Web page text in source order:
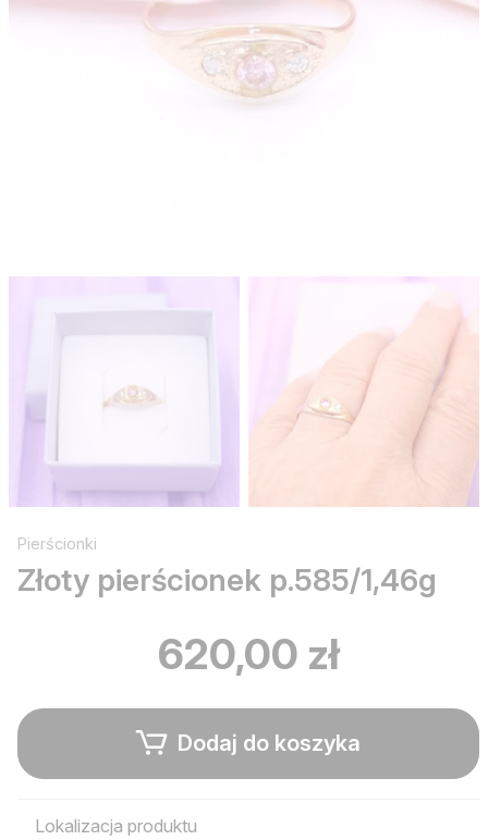
Pierścionki
Złoty pierścionek p.585/1,46g
620,00 zł
Dodaj do koszyka
Lokalizacja produktu